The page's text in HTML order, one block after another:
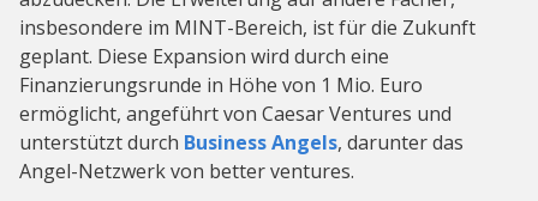
insbesondere im MINT-Bereich, ist für die Zukunft
geplant. Diese Expansion wird durch eine
Finanzierungsrunde in Höhe von 1 Mio. Euro
ermöglicht, angeführt von Caesar Ventures und
unterstützt durch Business Angels, darunter das
Angel-Netzwerk von better ventures.